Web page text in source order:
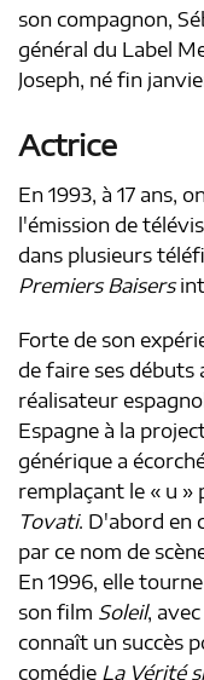
son compagnon,
général du Label
Joseph, né fin
Actrice
En 1993, à 17 ans,
l'émission de
dans plusieurs
Premiers Baisers
Forte de son
de faire ses débuts
réalisateur
Espagne à la
générique a
remplaçant le « u »
Tovati. D'abord en
par ce nom de
En 1996, elle
son film Soleil,
connaît un succès
comédie La Vérité